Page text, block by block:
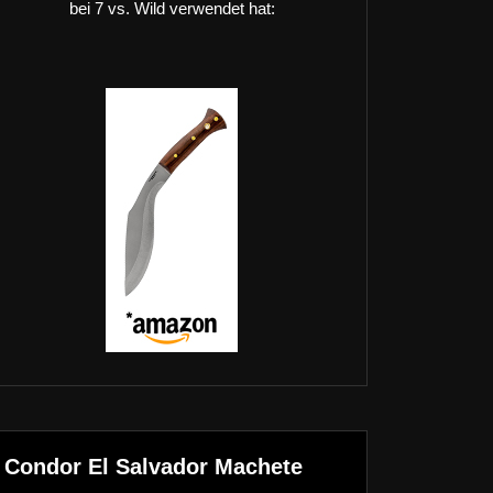
bei 7 vs. Wild verwendet hat:
Condor El Salvador Machete